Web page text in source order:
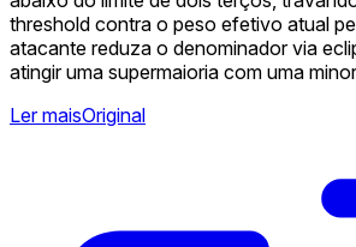
threshold contra o peso efetivo atual
atacante reduza o denominador via
atingir uma supermaioria com uma
Ler maisOriginal